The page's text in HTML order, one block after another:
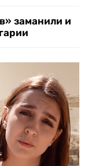
заманили и